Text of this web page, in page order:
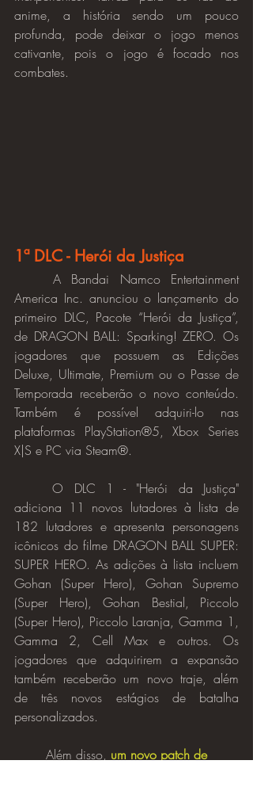
anime, a história sendo um pouco
profunda, pode deixar o jogo menos
cativante, pois o jogo é focado nos
combates.
1ª DLC - Herói da Justiça
America Inc. anunciou o lançamento do
primeiro DLC, Pacote “Herói da Justiça”,
de DRAGON BALL: Sparking! ZERO. Os
jogadores que possuem as Edições
Deluxe, Ultimate, Premium ou o Passe de
Temporada receberão o novo conteúdo.
Também é possível adquiri-lo nas
plataformas PlayStation®5, Xbox Series
X|S e PC via Steam®.
	O DLC 1 - "Herói da Justiça"
adiciona 11 novos lutadores à lista de
182 lutadores e apresenta personagens
icônicos do filme DRAGON BALL SUPER:
SUPER HERO. As adições à lista incluem
Gohan (Super Hero), Gohan Supremo
(Super Hero), Gohan Bestial, Piccolo
(Super Hero), Piccolo Laranja, Gamma 1,
Gamma 2, Cell Max e outros. Os
jogadores que adquirirem a expansão
também receberão um novo traje, além
de três novos estágios de batalha
personalizados.
	Além disso,
um novo patch de